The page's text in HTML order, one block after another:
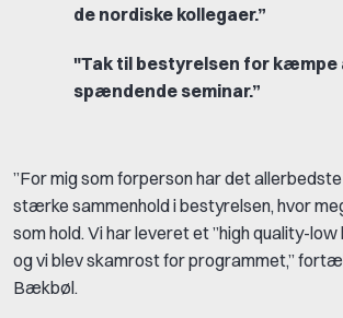
de nordiske kollegaer.”
"Tak til bestyrelsen for kæmpe
spændende seminar.”
”For mig som forperson har det
stærke sammenhold i bestyrelsen, hvor
som hold. Vi har leveret et ”high quality-
og vi blev skamrost for programmet,”
Bækbøl.